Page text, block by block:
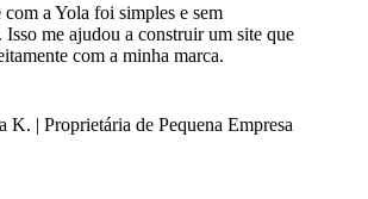
a Yola foi simples e sem
Isso me ajudou a construir um site que
com a minha marca.
K. | Proprietária de Pequena Empresa